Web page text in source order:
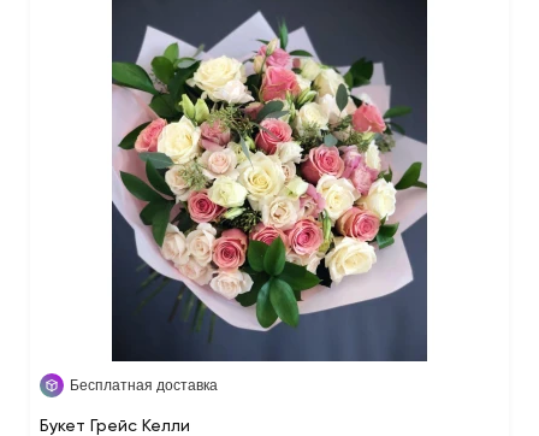
Бесплатная доставка
Букет Грейс Келли